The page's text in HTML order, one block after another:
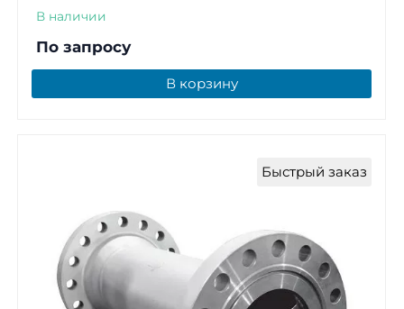
В наличии
По запросу
В корзину
Быстрый заказ